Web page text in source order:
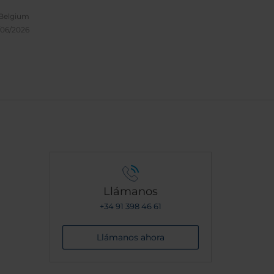
2026
Llámanos
+34 91 398 46 61
Llámanos ahora